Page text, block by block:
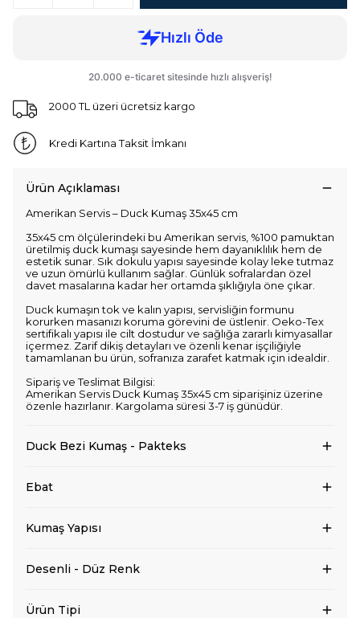
2000 TL üzeri ücretsiz kargo
Kredi Kartına Taksit İmkanı
Ürün Açıklaması
Amerikan Servis – Duck Kumaş 35x45 cm
35x45 cm ölçülerindeki bu Amerikan servis, %100 pamuktan
üretilmiş duck kumaşı sayesinde hem dayanıklılık hem de
estetik sunar. Sık dokulu yapısı sayesinde kolay leke tutmaz
ve uzun ömürlü kullanım sağlar. Günlük sofralardan özel
davet masalarına kadar her ortamda şıklığıyla öne çıkar.
Duck kumaşın tok ve kalın yapısı, servisliğin formunu
korurken masanızı koruma görevini de üstlenir. Oeko-Tex
sertifikalı yapısı ile cilt dostudur ve sağlığa zararlı kimyasallar
içermez. Zarif dikiş detayları ve özenli kenar işçiliğiyle
tamamlanan bu ürün, sofranıza zarafet katmak için idealdir.
Sipariş ve Teslimat Bilgisi:
Amerikan Servis Duck Kumaş 35x45 cm siparişiniz üzerine
özenle hazırlanır. Kargolama süresi 3-7 iş günüdür.
Duck Bezi Kumaş - Pakteks
Ebat
Kumaş Yapısı
Desenli - Düz Renk
Ürün Tipi